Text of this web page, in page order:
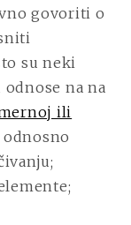
govoriti o
su neki
na na
ili